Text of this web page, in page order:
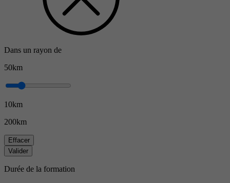
Dans un rayon de
50km
10km
200km
Effacer
Valider
Durée de la formation